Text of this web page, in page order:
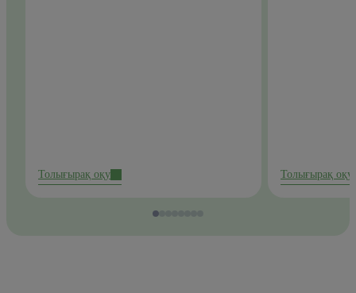
Толығырақ оқу Толығырақ оқу